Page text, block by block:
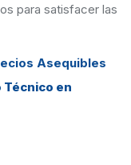
para satisfacer las
Asequibles
Técnico en